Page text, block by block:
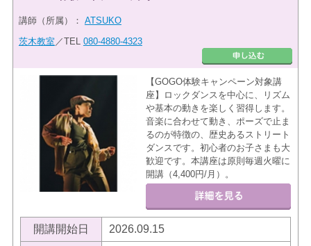
講師（所属）： ATSUKO
茨木教室 ／TEL 080-4880-4323
【GOGO体験キャンペーン対象講
座】ロックダンスを中心に、リズム
や基本の動きを楽しく習得します。
音楽に合わせて動き、ポーズで止ま
るのが特徴の、歴史あるストリート
ダンスです。初心者のお子さまも大
歓迎です。本講座は原則毎週火曜に
開講（4,400円/月）。
開講開始日 2026.09.15